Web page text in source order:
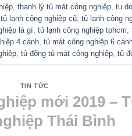
thanh lý tủ mát công nghiệp tu
tủ lạnh công nghiệp cũ tủ lạnh công
là gì tủ lạnh công nghiệp tphcm
4 cánh tủ mát công nghiệp 6
tủ đông tủ mát công nghiệp tủ
TIN TỨC
mới 2019 –
Thái Bình